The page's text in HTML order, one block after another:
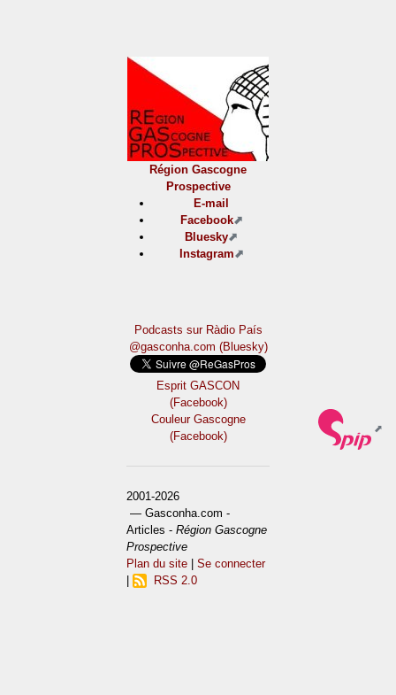
Région Gascogne
Prospective
E-mail
Facebook
Bluesky
Instagram
Podcasts sur Ràdio País
@gasconha.com (Bluesky)
Esprit GASCON
(Facebook)
Couleur Gascogne
(Facebook)
2001-2026
— Gasconha.com -
Articles -Région Gascogne
Prospective
Plan du site |Se connecter
RSS 2.0